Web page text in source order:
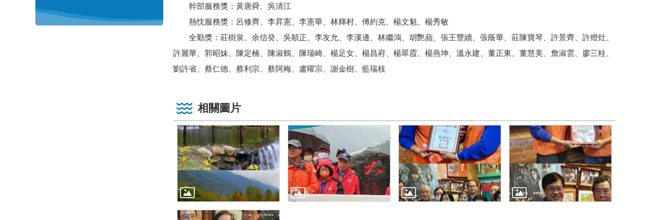
幹部服務獎：黃唐舜、吳清江
熱忱服務獎：呂修齊、李昇憲、李憲華、林輝村、傅約克、楊文魁、楊秀敏
全勤獎：莊樹泉、余信癸、吳順正、李友允、李溪邊、林繼鴻、胡艷蘋、張王豐續、張蔭華、莊陳寶琴、許景齊、許燈灶、
許麗華、郭昭妹、陳定楠、陳淑鶴、陳瑞崎、楊足女、楊昌府、楊翠霞、楊燕坤、溫永建、董正東、董慧美、詹淑雲、廖三桂、
劉許省、蔡仁德、蔡利宗、蔡阿梅、盧曜宗、謝金樹、藍瑞枝
相關圖片